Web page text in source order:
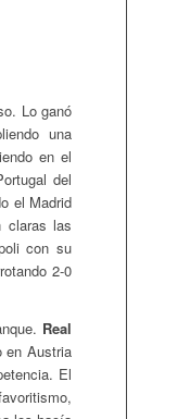
Lo ganó
una
en el
del
el Madrid
claras las
con su
2-0
Real
en Austria
El